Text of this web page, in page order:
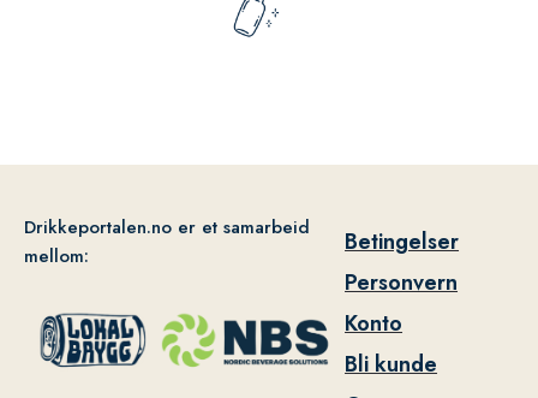
Drikkeportalen.no er et samarbeid
mellom:
Betingelser
Personvern
Konto
Bli kunde